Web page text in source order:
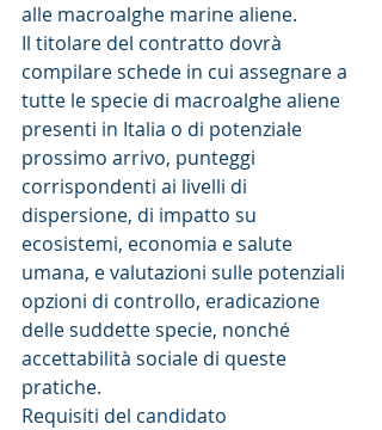
alle macroalghe marine aliene.
Il titolare del contratto dovrà
compilare schede in cui assegnare a
tutte le specie di macroalghe aliene
presenti in Italia o di potenziale
prossimo arrivo, punteggi
corrispondenti ai livelli di
dispersione, di impatto su
ecosistemi, economia e salute
umana, e valutazioni sulle potenziali
opzioni di controllo, eradicazione
delle suddette specie, nonché
accettabilità sociale di queste
pratiche.
Requisiti del candidato